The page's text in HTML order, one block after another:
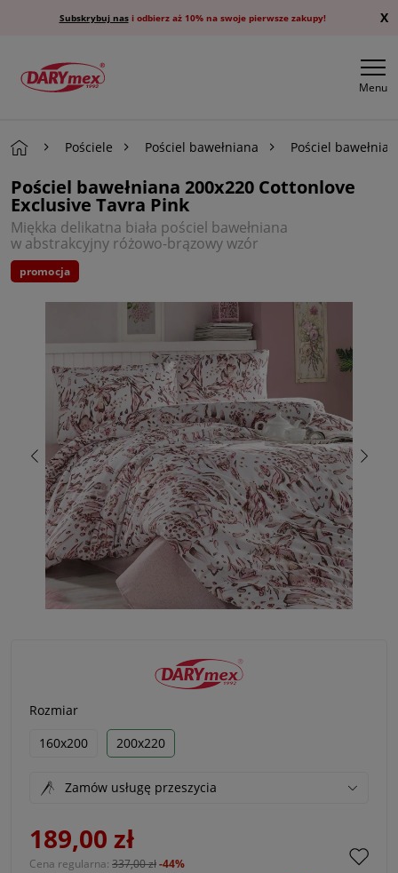
Subskrybuj nasi odbierz aż 10% na swoje pierwsze zakupy! X
Menu
Pościele Pościel bawełniana Pościel
Pościel bawełniana 200x220 Cottonlove
Exclusive Tavra Pink
Miękka delikatna biała pościel bawełniana
w abstrakcyjny różowo-brązowy wzór
promocja
Rozmiar
160x200
200x220
Zamów usługę przeszycia
189,00 zł
Cena regularna: 337,00 zł-44%